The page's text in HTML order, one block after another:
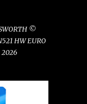
©
HW EURO